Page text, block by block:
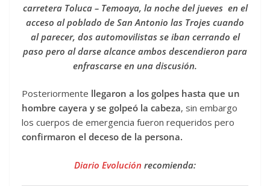
carretera Toluca – Temoaya, la noche del jueves en el
acceso al poblado de San Antonio las Trojes cuando
al parecer, dos automovilistas se iban cerrando el
paso pero al darse alcance ambos descendieron para
enfrascarse en una discusión.
Posteriormente llegaron a los golpes hasta que un
hombre cayera y se golpeó la cabeza, sin embargo
los cuerpos de emergencia fueron requeridos pero
confirmaron el deceso de la persona.
Diario Evolución recomienda: